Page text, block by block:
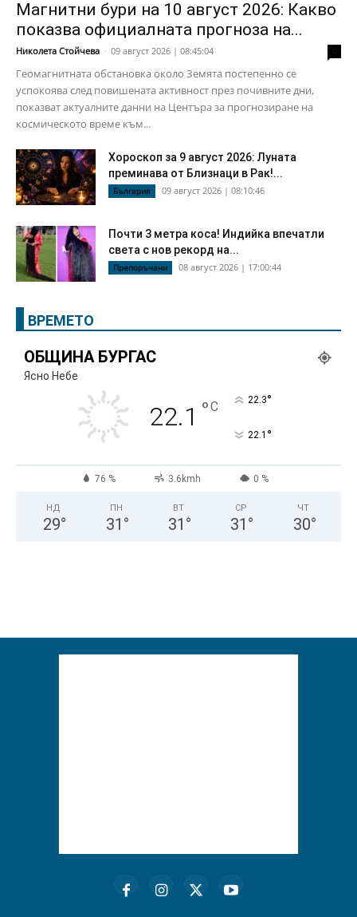
Магнитни бури на 10 август 2026: Какво
показва официалната прогноза на...
Николета Стойчева - 09 август 2026 | 08:45:04
Геомагнитната обстановка около Земята постепенно се
успокоява след повишената активност през почивните дни,
показват актуалните данни на Центъра за прогнозиране на
космическото време към...
Хороскоп за 9 август 2026: Луната
преминава от Близнаци в Рак!...
България 09 август 2026 | 08:10:46
Почти 3 метра коса! Индийка впечатли
света с нов рекорд на...
Препоръчани 08 август 2026 | 17:00:44
ВРЕМЕТО
ОБЩИНА БУРГАС
Ясно Небе
22.1 °C 22.3°
22.1 °
76 % 3.6kmh 0 %
НД
29°
ПН
31 °
ВТ
31 °
СР
31 °
ЧТ
30°